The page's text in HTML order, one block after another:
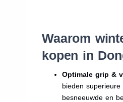
Waarom
kopen in
Optimale grip &
bieden superieure
besneeuwde en